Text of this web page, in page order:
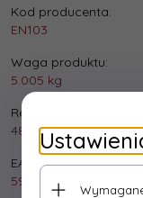
Kod producenta:
EN103
Waga produktu:
5.005 kg
Realizacja zamówienia:
48 godzin
EAN:
5901299900550